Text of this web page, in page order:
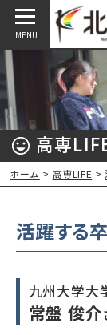
MENU
高専
ホーム > 高専LIFE >
活躍する
九州大学大
常盤 俊介